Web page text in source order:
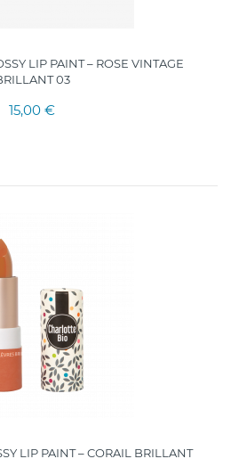
LIP PAINT – ROSE VINTAGE
03
15,00 €
LIP PAINT – CORAIL BRILLANT